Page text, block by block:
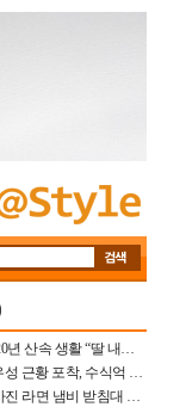
배우 최일순, 이혼 후 20년 산속 생활 “딸 내가 버렸다고 원망‥맘 아파”(특종)[어제TV]
‘혼외자→유부남’ 정우성 근황 포착, 수식억 해킹 피해 후배 만났다 “존경하는”
집 공개 유재석, 결혼사진 라면 냄비 받침대 되고 분노‥가족사진도 피해(놀뭐)[어제TV]